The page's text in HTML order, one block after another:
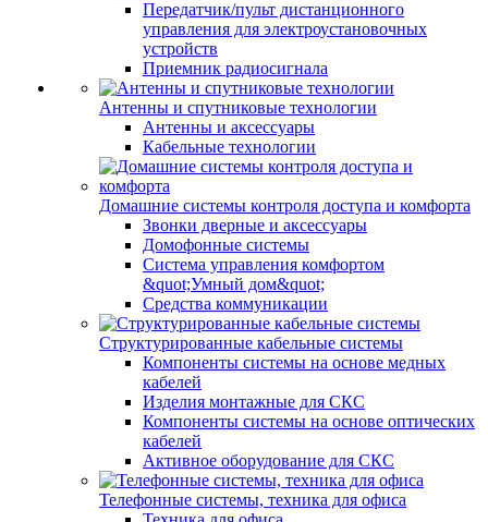
Передатчик/пульт дистанционного
управления для электроустановочных
устройств
Приемник радиосигнала
Антенны и спутниковые технологии
Антенны и аксессуары
Кабельные технологии
Домашние системы контроля доступа и комфорта
Звонки дверные и аксессуары
Домофонные системы
Система управления комфортом
&quot;Умный дом&quot;
Средства коммуникации
Структурированные кабельные системы
Компоненты системы на основе медных
кабелей
Изделия монтажные для СКС
Компоненты системы на основе оптических
кабелей
Активное оборудование для СКС
Телефонные системы, техника для офиса